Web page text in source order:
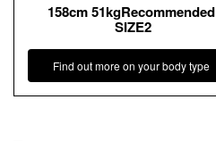
158cm 51kgRecommended
SIZE2
Find out more on your body type